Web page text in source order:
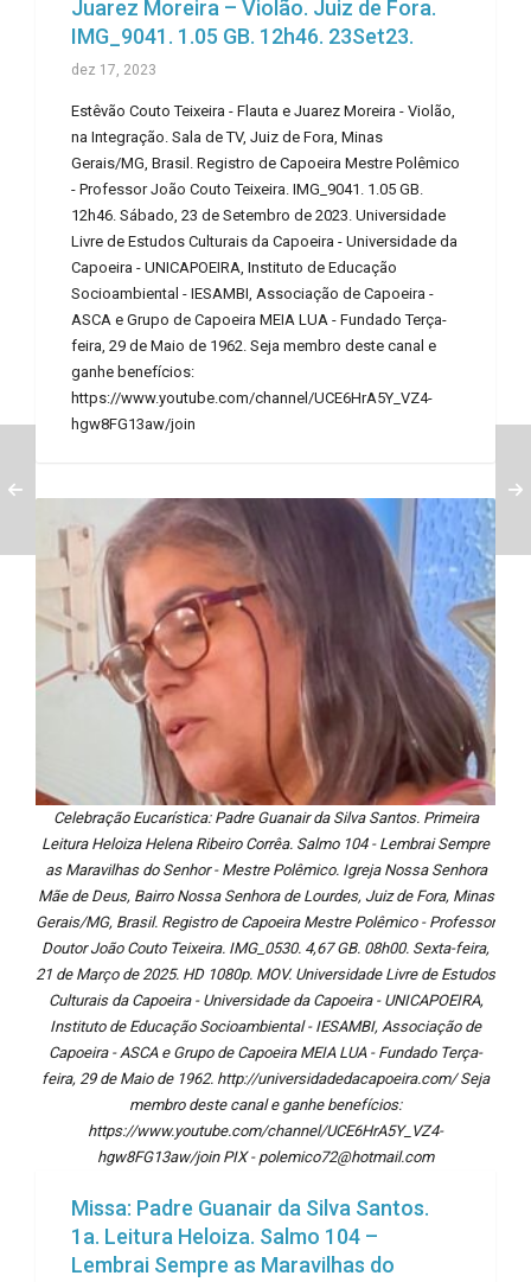
Juarez Moreira – Violão. Juiz de Fora.
IMG_9041. 1.05 GB. 12h46. 23Set23.
dez 17, 2023
Estêvão Couto Teixeira - Flauta e Juarez Moreira - Violão,
na Integração. Sala de TV, Juiz de Fora, Minas
Gerais/MG, Brasil. Registro de Capoeira Mestre Polêmico
- Professor João Couto Teixeira. IMG_9041. 1.05 GB.
12h46. Sábado, 23 de Setembro de 2023. Universidade
Livre de Estudos Culturais da Capoeira - Universidade da
Capoeira - UNICAPOEIRA, Instituto de Educação
Socioambiental - IESAMBI, Associação de Capoeira -
ASCA e Grupo de Capoeira MEIA LUA - Fundado Terça-
feira, 29 de Maio de 1962. Seja membro deste canal e
ganhe benefícios:
https://www.youtube.com/channel/UCE6HrA5Y_VZ4-
hgw8FG13aw/join
Celebração Eucarística: Padre Guanair da Silva Santos. Primeira
Leitura Heloiza Helena Ribeiro Corrêa. Salmo 104 - Lembrai Sempre
as Maravilhas do Senhor - Mestre Polêmico. Igreja Nossa Senhora
Mãe de Deus, Bairro Nossa Senhora de Lourdes, Juiz de Fora, Minas
Gerais/MG, Brasil. Registro de Capoeira Mestre Polêmico - Professor
Doutor João Couto Teixeira. IMG_0530. 4,67 GB. 08h00. Sexta-feira,
21 de Março de 2025. HD 1080p. MOV. Universidade Livre de Estudos
Culturais da Capoeira - Universidade da Capoeira - UNICAPOEIRA,
Instituto de Educação Socioambiental - IESAMBI, Associação de
Capoeira - ASCA e Grupo de Capoeira MEIA LUA - Fundado Terça-
feira, 29 de Maio de 1962. http://universidadedacapoeira.com/ Seja
membro deste canal e ganhe benefícios:
https://www.youtube.com/channel/UCE6HrA5Y_VZ4-
hgw8FG13aw/join PIX - polemico72@hotmail.com
Missa: Padre Guanair da Silva Santos.
1a. Leitura Heloiza. Salmo 104 –
Lembrai Sempre as Maravilhas do